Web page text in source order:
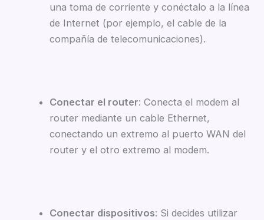
una toma de corriente y conéctalo a la línea
de Internet (por ejemplo, el cable de la
compañía de telecomunicaciones).
Conectar el router: Conecta el modem al
router mediante un cable Ethernet,
conectando un extremo al puerto WAN del
router y el otro extremo al modem.
Conectar dispositivos: Si decides utilizar